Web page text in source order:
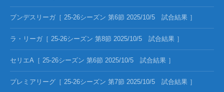
ブンデスリーガ［ 25-26シーズン 第6節 2025/10/5 試合結果 ］
ラ・リーガ［ 25-26シーズン 第8節 2025/10/5 試合結果 ］
セリエA［ 25-26シーズン 第6節 2025/10/5 試合結果 ］
プレミアリーグ［ 25-26シーズン 第7節 2025/10/5 試合結果 ］